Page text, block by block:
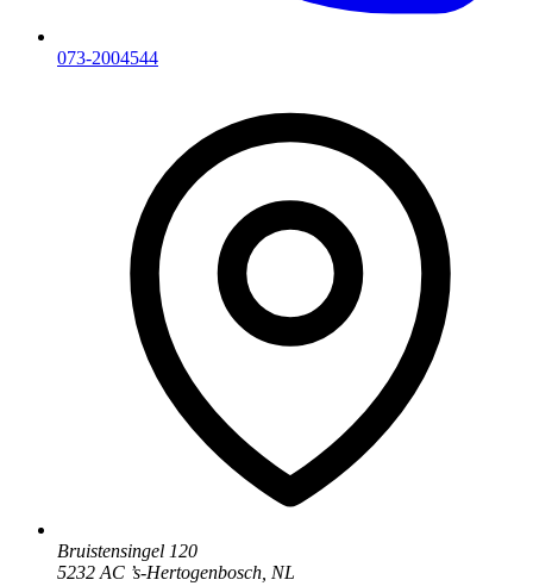
073-2004544
Bruistensingel 120
5232 AC ’s-Hertogenbosch NL